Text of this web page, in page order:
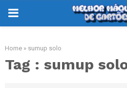
PRIMARY
Home » sumup solo
Tag : sumup